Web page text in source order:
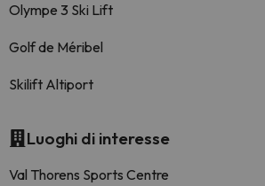
Olympe 3 Ski Lift
Golf de Méribel
Skilift Altiport
Luoghi di interesse
Val Thorens Sports Centre